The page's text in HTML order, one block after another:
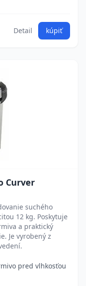
Detail kúpiť
Curver
suchého
12 kg. Poskytuje
a praktický
Je vyrobený z
pred vlhkosťou